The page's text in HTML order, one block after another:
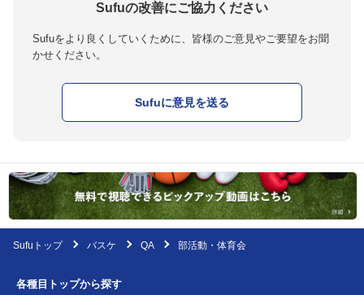
Sufuの改善にご協力ください
Sufuをより良くしていくために、皆様のご意見やご要望をお聞
かせください。
Sufuに意見を送る
Sufuトップ バスケ QA 部活動・体育会
各種目トップから探す